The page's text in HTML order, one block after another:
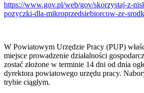
https://www.gov.pl/web/gov/skorzystaj-z-
pozyczki-dla-mikroprzedsiebiorcow-ze-
W Powiatowym Urzędzie Pracy (PUP)
miejsce prowadzenie działalności
zostać złożone w terminie 14 dni od dnia
dyrektora powiatowego urzędu pracy.
trybie ciągłym.